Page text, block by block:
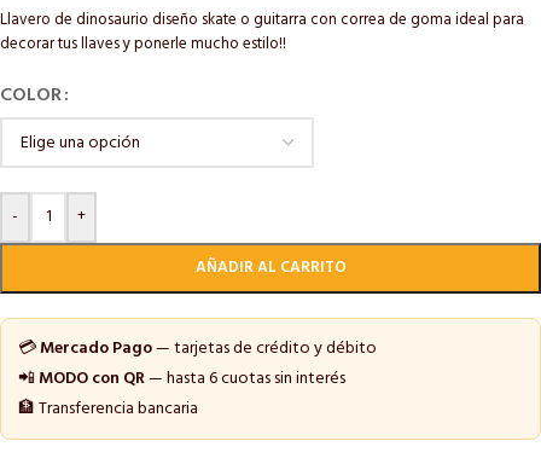
Llavero de dinosaurio diseño skate o guitarra con correa de goma ideal para
decorar tus llaves y ponerle mucho estilo!!
COLOR
-
+
AÑADIR AL CARRITO
💳Mercado Pago— tarjetas de crédito y débito
📲MODO con QR— hasta 6 cuotas sin interés
🏦 Transferencia bancaria